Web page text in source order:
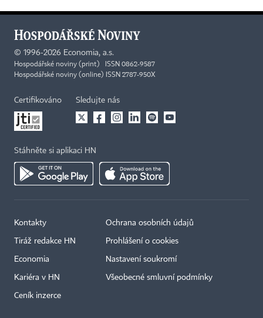
© 1996-2026 Economia, a.s.
Hospodářské noviny (print) ISSN 0862-9587
Hospodářské noviny (online) ISSN 2787-950X
Certifikováno Sledujte nás
Stáhněte si aplikaci HN
Kontakty
Tiráž redakce HN
Economia
Kariéra v HN
Ceník inzerce
Ochrana osobních údajů
Prohlášení o cookies
Nastavení soukromí
Všeobecné smluvní podmínky